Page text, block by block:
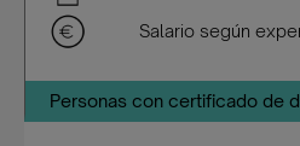
Salario según
Personas con certificado de